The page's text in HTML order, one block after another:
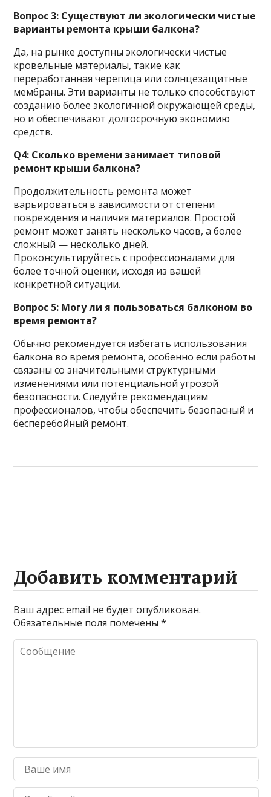
Вопрос 3: Существуют ли экологически чистые
варианты ремонта крыши балкона?
Да, на рынке доступны экологически чистые
кровельные материалы, такие как
переработанная черепица или солнцезащитные
мембраны. Эти варианты не только способствуют
созданию более экологичной окружающей среды,
но и обеспечивают долгосрочную экономию
средств.
Q4: Сколько времени занимает типовой
ремонт крыши балкона?
Продолжительность ремонта может
варьироваться в зависимости от степени
повреждения и наличия материалов. Простой
ремонт может занять несколько часов, а более
сложный — несколько дней.
Проконсультируйтесь с профессионалами для
более точной оценки, исходя из вашей
конкретной ситуации.
Вопрос 5: Могу ли я пользоваться балконом во
время ремонта?
Обычно рекомендуется избегать использования
балкона во время ремонта, особенно если работы
связаны со значительными структурными
изменениями или потенциальной угрозой
безопасности. Следуйте рекомендациям
профессионалов, чтобы обеспечить безопасный и
бесперебойный ремонт.
Добавить комментарий
Ваш адрес email не будет опубликован.
Обязательные поля помечены*